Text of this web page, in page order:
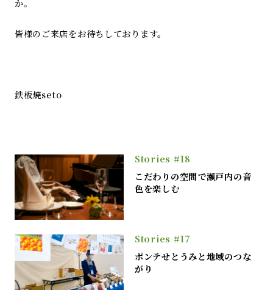
か。
皆様のご来店をお待ちしております。
鉄板焼seto
Stories #18
こだわりの空間で瀬戸内の音
色を楽しむ
Stories #17
ポンテせとうみと地域のつな
がり